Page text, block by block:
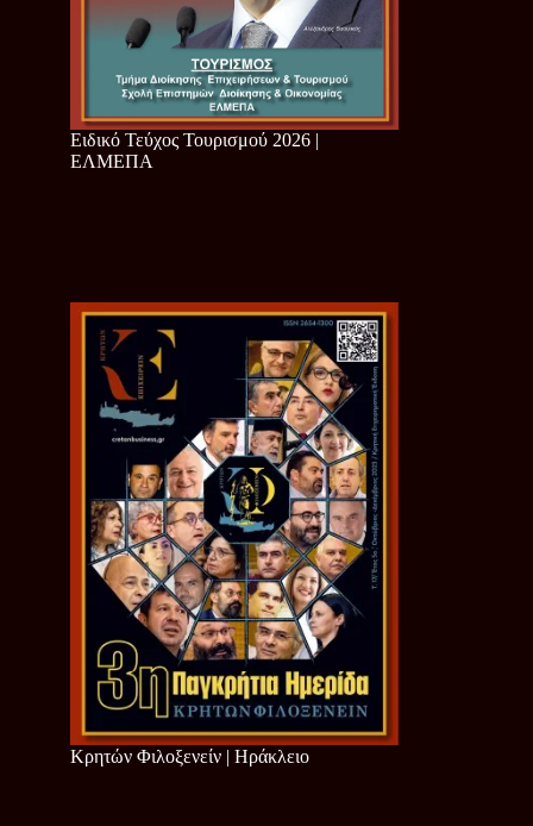
Ειδικό Τεύχος Τουρισμού 2026 |
ΕΛΜΕΠΑ
Κρητών Φιλοξενείν | Ηράκλειο